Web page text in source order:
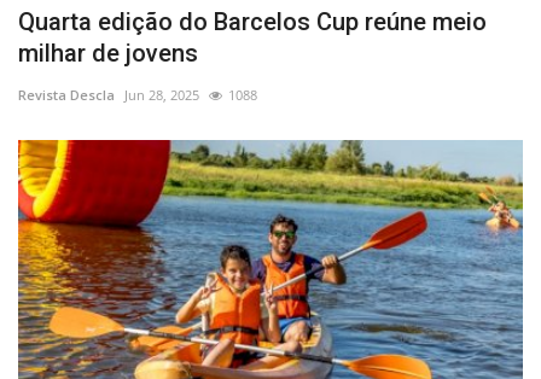
Quarta edição do Barcelos Cup reúne meio
milhar de jovens
Revista Descla Jun 28, 2025 1088